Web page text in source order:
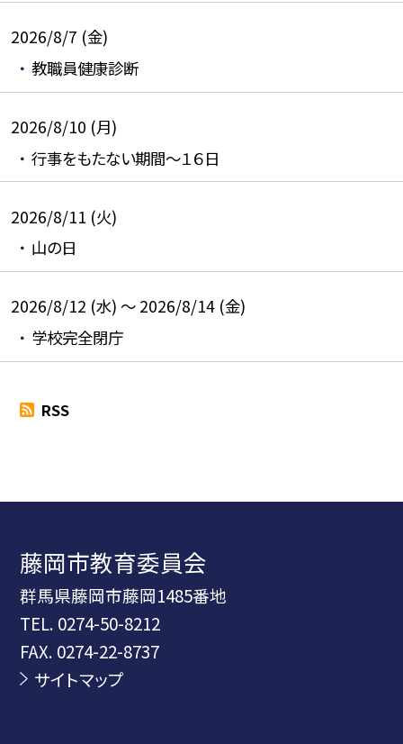
2026/8/7 (金)
教職員健康診断
2026/8/10 (月)
行事をもたない期間～１６日
2026/8/11 (火)
山の日
2026/8/12 (水) ～ 2026/8/14 (金)
学校完全閉庁
RSS
藤岡市教育委員会
群馬県藤岡市藤岡1485番地
TEL. 0274-50-8212
FAX. 0274-22-8737
サイトマップ